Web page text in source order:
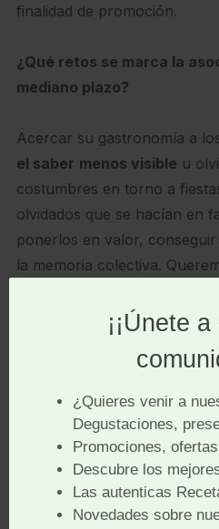
finalidad de promoción.
¿Qué retos se marca la
mediano plazo?
Acercar su gastronomía a
el saber menos visible u
costumbres en torno a
olvidados que se hacían en
ponerlos en valor,
la memoria colectiva.
contando qué es y qué no
hiperconectado es
acabarán haciendo por ti.
A través de estos medios
comunicación activa.
temas puedan ser de interés
Presentaciones de nuevos
agroalimentarios, Talleres